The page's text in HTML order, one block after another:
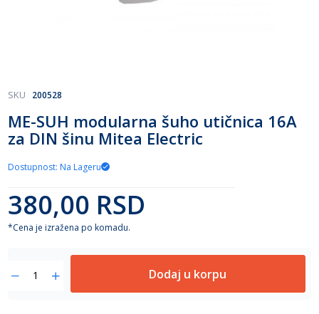
Skip
the
beginning
the
gallery
ME-SUH modularna šuho utičnica 16A
za DIN šinu Mitea Electric
SKU 200528
Dostupnost: Na Lageru
380,00 RSD
*Cena je izražena po komadu.
Dodaj u korpu